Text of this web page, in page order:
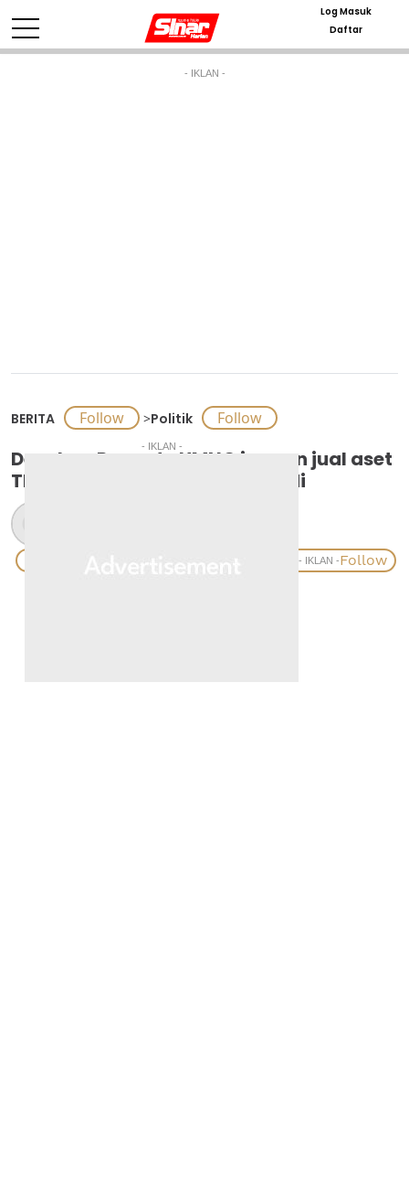
Log Masuk
Daftar
- IKLAN -
BERITA >Politik
Desakan Pemuda UMNO jangan jual aset
TH langkah tepat: Asyraf Wajdi
- IKLAN -
- IKLAN -